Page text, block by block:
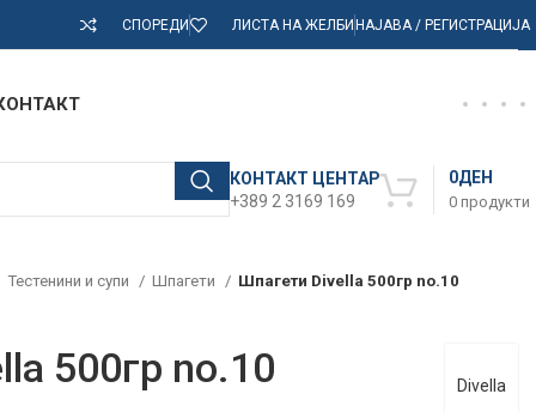
СПОРЕДИ ЛИСТА НА ЖЕЛБИНАЈАВА / РЕГИСТРАЦИЈА
КОНТАКТ ЦЕНТАР
+389 2 3169 169
0 продукти
0ДЕН
Тестенини и супи Шпагети Шпагети Divella 500гр no.10
Divella
500гр no.10